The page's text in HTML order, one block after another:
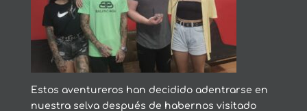
Estos aventureros han decidido adentrarse en
nuestra selva después de habernos visitado